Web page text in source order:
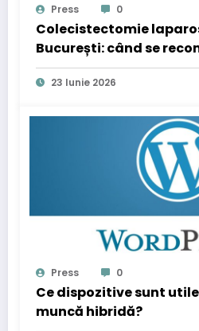
Press 0
Colecistectomie
București: când se
operația de fiere
23 Iunie 2026
Press 0
Ce dispozitive sunt
muncă hibridă?